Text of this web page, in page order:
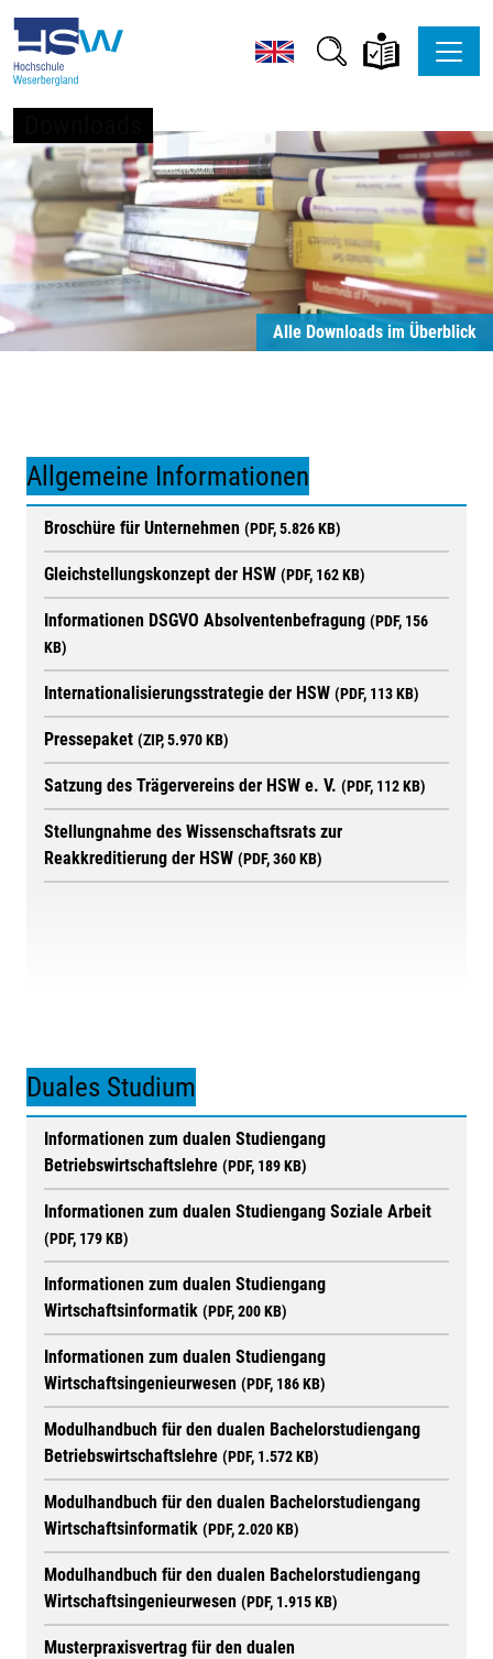
Alle Downloads im Überblick
Allgemeine Informationen
Broschüre für Unternehmen (PDF, 5.826 KB)
Gleichstellungskonzept der HSW (PDF, 162 KB)
Informationen DSGVO Absolventenbefragung (PDF, 156
KB)
Internationalisierungsstrategie der HSW (PDF, 113 KB)
Pressepaket (ZIP, 5.970 KB)
Satzung des Trägervereins der HSW e. V. (PDF, 112 KB)
Stellungnahme des Wissenschaftsrats zur
Reakkreditierung der HSW (PDF, 360 KB)
Duales Studium
Informationen zum dualen Studiengang
Betriebswirtschaftslehre (PDF, 189 KB)
Informationen zum dualen Studiengang Soziale Arbeit
(PDF, 179 KB)
Informationen zum dualen Studiengang
Wirtschaftsinformatik (PDF, 200 KB)
Informationen zum dualen Studiengang
Wirtschaftsingenieurwesen (PDF, 186 KB)
Modulhandbuch für den dualen Bachelorstudiengang
Betriebswirtschaftslehre (PDF, 1.572 KB)
Modulhandbuch für den dualen Bachelorstudiengang
Wirtschaftsinformatik (PDF, 2.020 KB)
Modulhandbuch für den dualen Bachelorstudiengang
Wirtschaftsingenieurwesen (PDF, 1.915 KB)
Musterpraxisvertrag für den dualen